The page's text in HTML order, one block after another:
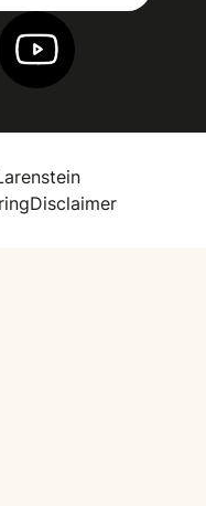
op Instagram
Vind ons op
Disclaimer